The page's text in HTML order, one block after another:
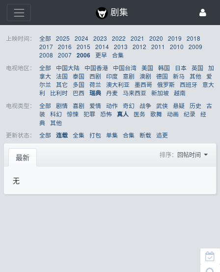
剧集
上映时间： 全部 2025 2024 2023 2022 2021 2020 2019
2018
2017 2016 2015 2014 2013 2012 2011 2010
2009
2008
2007 2006 更早 合集
电视地区：
全部 中国大陆 中国香港 中国台湾 美国 韩国 日本 英国
加
拿大 法国 泰国 西剧 印度 意剧 澳剧 德国 新马 其他
爱
尔兰
其它 多国 荷兰 澳大利亚 墨西哥 俄罗斯 西班牙
意大
利
比利时 巴西 瑞典 丹麦 马来西亚 新加坡 越南
电视类型：
全部 剧情 喜剧 爱情 动作 奇幻 战争 武侠 悬疑 历史
古
装 科幻 惊悚 犯罪 恐怖 真人 医务 歌舞 动画 纪录 经
典 其他
更新状态：
全部 连载 全集 打包 单集 合集 断载 追更
最新 排序： 回帖时间
无